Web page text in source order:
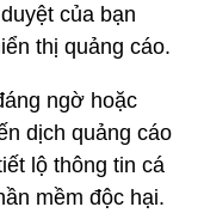
của bạn
thị quảng cáo.
ngờ hoặc
dịch quảng cáo
lộ thông tin cá
mềm độc hại.